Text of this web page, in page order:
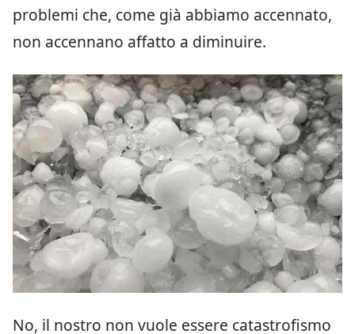
problemi che, come già abbiamo accennato,
non accennano affatto a diminuire.
No, il nostro non vuole essere catastrofismo